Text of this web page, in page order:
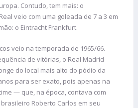
Contudo, tem mais: o
veio com uma goleada de 7 a 3 em
o Eintracht Frankfurt.
veio na temporada de 1965/66.
de vitórias, o Real Madrid
do local mais alto do pódio da
para ser exato, pois apenas na
— que, na época, contava com
Roberto Carlos em seu